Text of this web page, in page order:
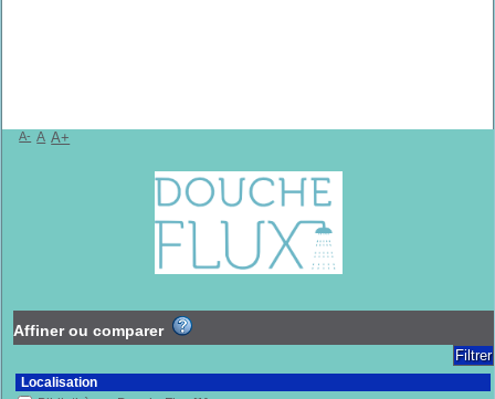
A- A A+
Affiner ou comparer
Localisation